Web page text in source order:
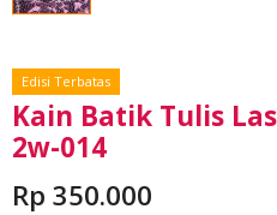
Edisi Terbatas
Kain Batik Tulis
2w-014
Rp 350.000